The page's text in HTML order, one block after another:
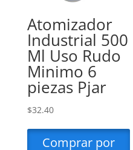
Atomizador
Industrial 500
Ml Uso Rudo
Minimo 6
piezas Pjar
$32.40
Comprar por